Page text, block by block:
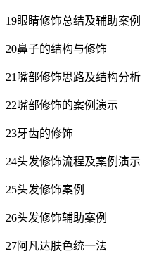
19眼睛修饰总结及辅助案例
20鼻子的结构与修饰
21嘴部修饰思路及结构分析
22嘴部修饰的案例演示
23牙齿的修饰
24头发修饰流程及案例演示
25头发修饰案例
26头发修饰辅助案例
27阿凡达肤色统一法